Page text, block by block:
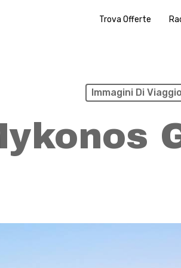
Trova Offerte
Immagini Di Viaggio